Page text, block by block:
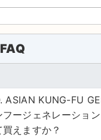
FAQ
ASIAN KUNG-FU
フージェネレーショ
買えますか？